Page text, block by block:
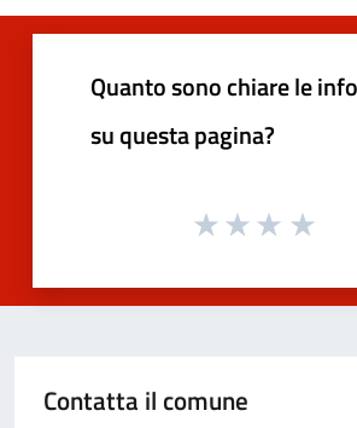
Quanto sono chiare le
su questa pagina?
Contatta il comune